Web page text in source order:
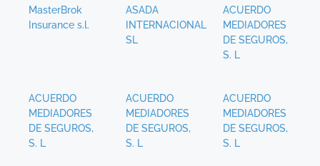
MasterBrok
Insurance s.l.
ASADA
INTERNACIONAL
SL
ACUERDO
MEDIADORES
DE SEGUROS,
S. L
ACUERDO
MEDIADORES
DE SEGUROS,
S. L
ACUERDO
MEDIADORES
DE SEGUROS,
S. L
ACUERDO
MEDIADORES
DE SEGUROS,
S. L